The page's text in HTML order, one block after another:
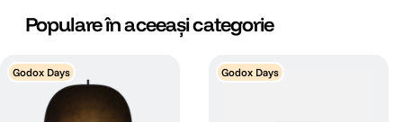
Populare în aceeași categorie
Godox Days Godox Days